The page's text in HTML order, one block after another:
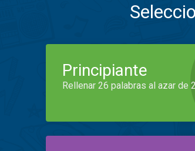
Principiante
Rellenar 26 palabras al azar de